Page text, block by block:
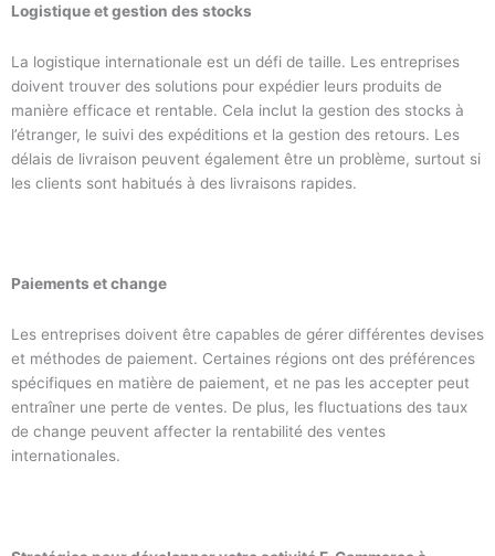
Logistique et gestion des stocks
La logistique internationale est un défi de taille. Les entreprises
doivent trouver des solutions pour expédier leurs produits de
manière efficace et rentable. Cela inclut la gestion des stocks à
l’étranger, le suivi des expéditions et la gestion des retours. Les
délais de livraison peuvent également être un problème, surtout si
les clients sont habitués à des livraisons rapides.
Paiements et change
Les entreprises doivent être capables de gérer différentes devises
et méthodes de paiement. Certaines régions ont des préférences
spécifiques en matière de paiement, et ne pas les accepter peut
entraîner une perte de ventes. De plus, les fluctuations des taux
de change peuvent affecter la rentabilité des ventes
internationales.